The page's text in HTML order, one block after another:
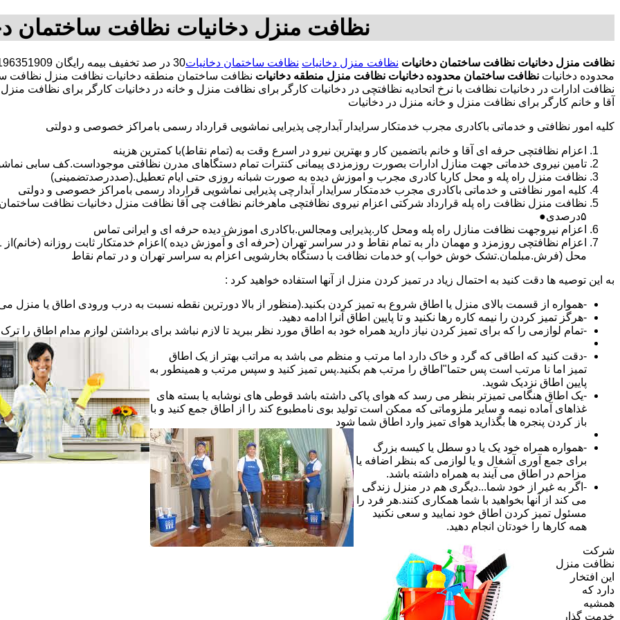
نظافت منزل دخانیات نظافت ساختمان
نظافت منزل دخانیات نظافت ساختمان دخانیات نظافت منزل دخانیات نظافت ساختمان دخانیات
محدوده دخانیات نظافت ساختمان محدوده دخانیات نظافت منزل منطقه دخانیات نظافت ساختمان منطقه دخانیات نظافت منزل
نظافت ادارات در دخانیات نظافت با نرخ اتحادیه نظافتچی در دخانیات کارگر برای نظافت منزل و خانه در دخانیات کارگر برای
آقا و خانم کارگر برای نظافت منزل و خانه منزل در دخانیات
کلیه امور نظافتی و خدماتی باکادری مجرب خدمتکار سرایدار آبدارچی پذیرایی نماشویی قرارداد رسمی بامراکز خصوصی و دولتی
اعزام نظافتچی حرفه ای آقا و خانم باتضمین کار و بهترین نیرو در اسرع وقت به (تمام نقاط)با کمترین هزینه
تامین نیروی خدماتی جهت منازل ادارات بصورت روزمزدی پیمانی کنترات تمام دستگاهای مدرن نظافتی موجوداست.کف سابی
نظافت منزل راه پله و محل کاربا کادری مجرب و اموزش دیده به صورت شبانه روزی حتی ایام تعطیل.(صددرصدتضمینی)
کلیه امور نظافتی و خدماتی باکادری مجرب خدمتکار سرایدار آبدارچی پذیرایی نماشویی قرارداد رسمی بامراکز خصوصی و دولتی
نظافت منزل نظافت راه پله قرارداد شرکتی اعزام نیروی نظافتچی ماهرخانم نظافت چی آقا نظافت منزل دخانیات نظافت
۵درصدی●
اعزام نیروجهت نظافت منازل راه پله ومحل کار.پذیرایی ومجالس.باکادری اموزش دیده حرفه ای و ایرانی تماس
محل (فرش.مبلمان.تشک خوش خواب )و خدمات نظافت با دستگاه بخارشویی اعزام به سراسر تهران و در تمام نقاط
به این توصیه ها دقت کنید به احتمال زیاد در تمیز کردن منزل از آنها استفاده خواهید کرد :
-همواره از قسمت بالای منزل یا اطاق شروع به تمیز کردن بکنید.(منظور از بالا دورترین نقطه نسبت به درب ورودی اطاق یا منزل
-هرگز تمیز کردن را نیمه کاره رها نکنید و تا پایین اطاق آنرا ادامه دهید.
-تمام لوازمی را که برای تمیز کردن نیاز دارید همراه خود به اطاق مورد نظر ببرید تا لازم نباشد برای برداشتن لوازم مدام اطاق را ترک
-دقت کنید که اطاقی که گرد و خاک دارد اما مرتب و منظم می باشد به مراتب بهتر از یک اطاق
تمیز اما نا مرتب است پس حتما"اطاق را مرتب هم بکنید.پس تمیز کنید و سپس مرتب و همینطور به
پایین اطاق نزدیک شوید.
-یک اطاق هنگامی تمیزتر بنظر می رسد که هوای پاکی داشته باشد قوطی های نوشابه یا بسته های
غذاهای آماده نیمه و سایر ملزوماتی که ممکن است تولید بوی نامطبوع کند را از اطاق جمع کنید و با
باز کردن پنجره ها بگذارید هوای تمیز وارد اطاق شما شود
-همواره همراه خود یک یا دو سطل یا کیسه بزرگ
برای جمع آوری آشغال و یا لوازمی که بنظر اضافه یا
مزاحم در اطاق می آیند به همراه داشته باشد.
-اگر به غیر از خود شما...دیگری هم در منزل زندگی
می کند از آنها بخواهید با شما همکاری کنند.هر فرد را
مسئول تمیز کردن اطاق خود نمایید و سعی نکنید
همه کارها را خودتان انجام دهید.
شرکت
نظافت منزل
این افتخار
دارد که
همشیه
خدمت گذار